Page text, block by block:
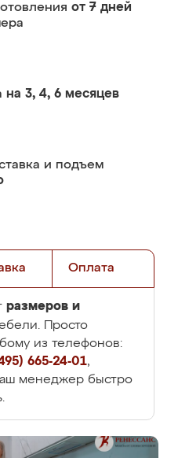
от 7 дней
на 3, 4, 6 месяцев
и подъем
Оплата
размеров и
Просто
из телефонов:
665-24-01,
менеджер быстро